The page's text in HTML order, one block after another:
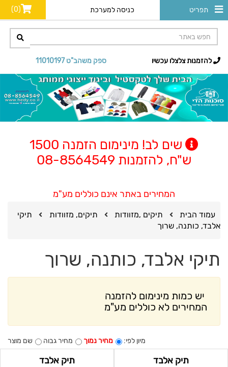
תפריט כניסה למערכת (0)
ספק משהב"ט 11010197 להזמנות צלצלו עכשיו
שים לב! מינימום הזמנה 1500
ש"ח, להזמנות 08-8564549
המחירים באתר אינם כוללים מע"מ
עמוד הבית תיקים ,מזוודות תיקים, מזוודות
תיקי
אלבד, כותנה, שרוך
תיקי אלבד, כותנה, שרוך
יש כמות מינימום להזמנה
המחירים לא כוללים מע"מ
מיון לפי: מחיר נמוך מחיר גבוה שם מוצר
תיק אלבד תיק אלבד